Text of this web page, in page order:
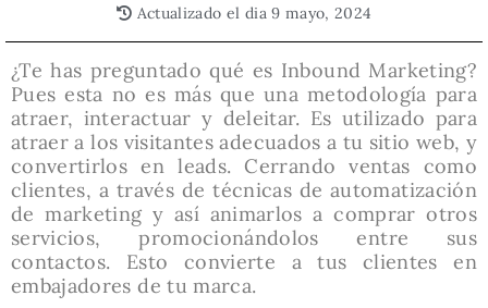
Actualizado el dia 9 mayo, 2024
¿Te has preguntado qué es Inbound Marketing?
Pues esta no es más que una metodología para
atraer, interactuar y deleitar. Es utilizado para
atraer a los visitantes adecuados a tu sitio web, y
convertirlos en leads. Cerrando ventas como
clientes, a través de técnicas de automatización
de marketing y así animarlos a comprar otros
servicios, promocionándolos entre sus
contactos. Esto convierte a tus clientes en
embajadores de tu marca.